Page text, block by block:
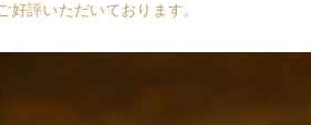
好評いただいております。